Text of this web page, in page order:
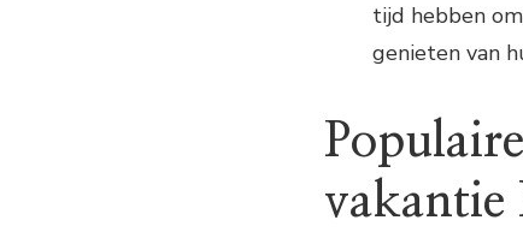
tijd hebben
genieten van
vakantie